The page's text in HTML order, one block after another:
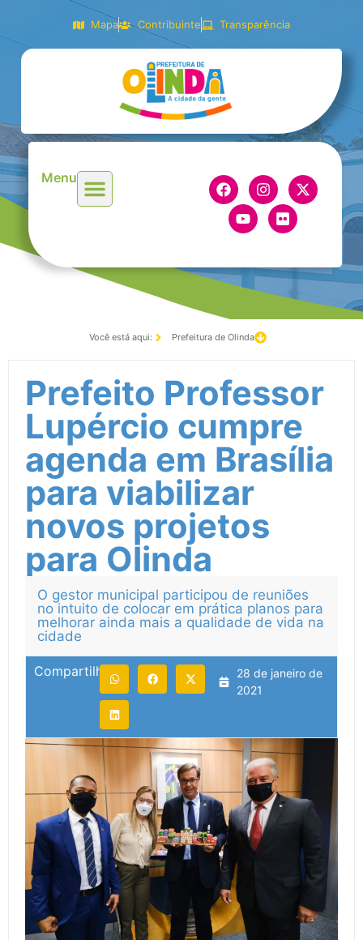
Mapa Contribuinte Transparência
Menu
Você está aqui: Prefeitura de Olinda
Prefeito Professor
Lupércio cumpre
agenda em Brasília
para viabilizar
novos projetos
para Olinda
O gestor municipal participou de reuniões
no intuito de colocar em prática planos para
melhorar ainda mais a qualidade de vida na
cidade
Compartilhe:
28 de janeiro de
2021